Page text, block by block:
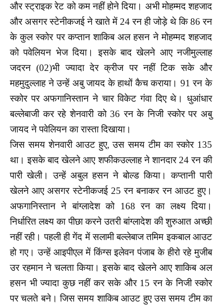
और स्ट्राइक रेट को कम नहीं होने दिया। अभी मोहम्मद शहजाद
और असगर स्टेनीकजई ने खाते में 24 रन ही जोड़े थे कि 86 रन
के कुल स्कोर पर कप्तान शाकिब अल हसन ने मोहम्मद शहजाद
को पवेलियन भेज दिया। इसके बाद खेलने आए नजीमुल्लाह
जदरन (02)भी ज्यादा देर क्रीज पर नहीं टिक सके और
महमुदुल्लाह ने उन्हें अबु जायद के हाथों कैच कराया। 91 रन के
स्कोर पर अफगानिस्तान ने चार विकेट गंवा दिए थे। धुआंधार
बल्लेबाजी कर रहे शेनवारी को 36 रन के निजी स्कोर पर अबु
जायद ने पवेलियन का रास्ता दिखाया।
जिस समय शेनवारी आउट हुए, उस समय टीम का स्कोर 135
था। इसके बाद खेलने आए शफीकउल्लाह ने शानदार 24 रन की
पारी खेली। उन्हें अबुल हसन ने बोल्ड किया। कप्तानी पारी
खेलने आए असगर स्टेनीकजई 25 रन बनाकर रन आउट हुए।
अफगानिस्तान ने बांग्लादेश को 168 रन का लक्ष्य दिया।
निर्धारित लक्ष्य का पीछा करने उतरी बांग्लादेश की शुरुआत अच्छी
नहीं रही। पहली ही गेंद में सलामी बल्लेबाज तमिम इकबाल आउट
हो गए। उन्हें आइपीएल में किंग्स इलेवन पंजाब के हीरो रहे मुजीब
उर रहमान ने चलता किया। इसके बाद खेलने आए शाकिब अल
हसन भी ज्यादा कुछ नहीं कर सके और 15 रन के निजी स्कोर
पर चलते बने। जिस समय शाकिब आउट हुए उस समय टीम का